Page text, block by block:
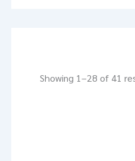
Showing 1–28 of 41